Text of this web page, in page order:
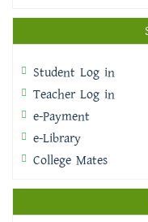
Student Log in
Teacher Log in
e-Payment
e-Library
College Mates